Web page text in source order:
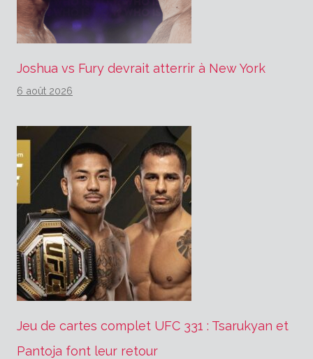
Joshua vs Fury devrait atterrir à New York
6 août 2026
Jeu de cartes complet UFC 331 : Tsarukyan et
Pantoja font leur retour